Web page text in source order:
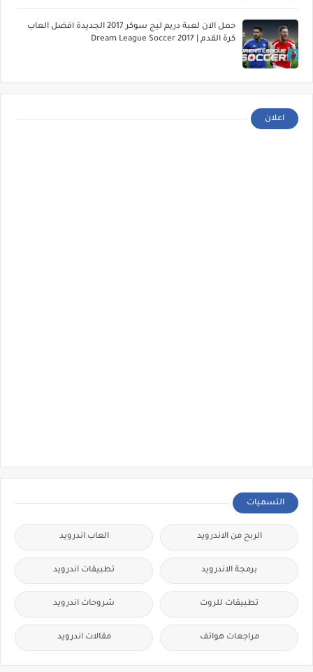
حمل الان لعبة دريم ليج سوكر 2017 الجديدة افضل العاب
كرة القدم | Dream League Soccer 2017
اعلان
التسميات
الربح من الاندرويد العاب اندرويد
برمجة الاندرويد تطبيقات اندرويد
تطبيقات للروت شروحات اندرويد
مراجعات هواتف مقالات اندرويد